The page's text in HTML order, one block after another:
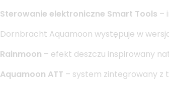
Sterowanie elektroniczne Smart Tools –
Dornbracht Aquamoon występuje w
Rainmoon – efekt deszczu inspirowany
Aquamoon ATT – system zintegrowany z